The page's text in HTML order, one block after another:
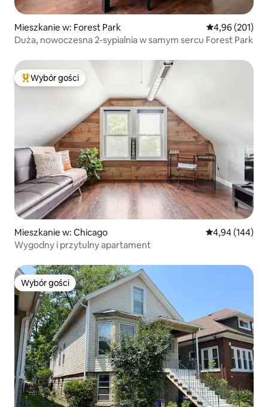
Mieszkanie w: Forest Park Średnia
4,96 (201)
Duża, nowoczesna 2-sypialnia w samym sercu Forest Park
Najpopularniejsze z kategorii Wybór gości
Wybór gości
Mieszkanie w: Chicago Średnia
4,94 (144)
Wygodny i przytulny apartament
Wybór gości
Wybór gości